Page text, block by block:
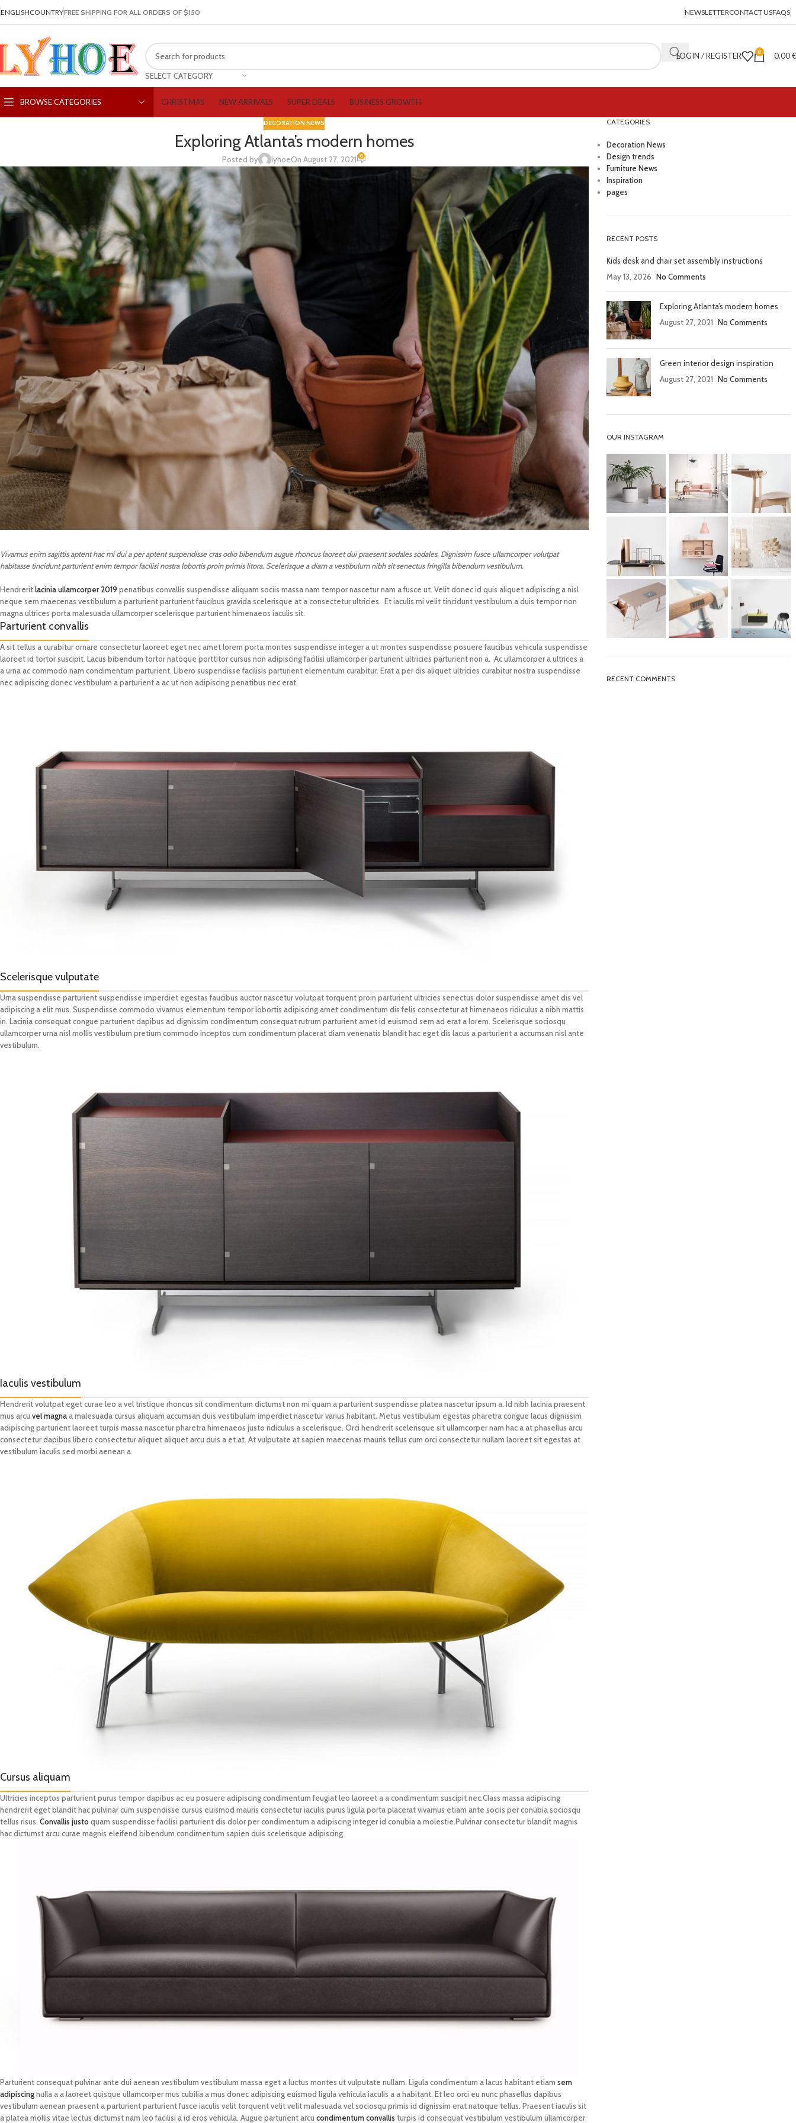
ENGLISHCOUNTRYFREE SHIPPING FOR ALL ORDERS OF $150 NEWSLETTERCONTACT USFAQS
SELECT CATEGORY
LOGIN / REGISTER 0 0.00€
BROWSE CATEGORIES CHRISTMAS NEW ARRIVALS SUPER DEALS BUSINESS GROWTH
DECORATION NEWS
Exploring Atlanta’s modern homes
Posted by lyhoeOn August 27, 2021 0
Vivamus enim sagittis aptent hac mi dui a per aptent suspendisse cras odio bibendum augue rhoncus laoreet dui praesent sodales sodales. Dignissim fusce ullamcorper volutpat
habitasse tincidunt parturient enim tempor facilisi nostra lobortis proin primis litora. Scelerisque a diam a vestibulum nibh sit senectus fringilla bibendum vestibulum.
Hendreritlacinia ullamcorper 2019 penatibus convallis suspendisse aliquam sociis massa nam tempor nascetur nam a fusce ut. Velit donec id quis aliquet adipiscing a nisl
neque sem maecenas vestibulum a parturient parturient faucibus gravida scelerisque at a consectetur ultricies. Et iaculis mi velit tincidunt vestibulum a duis tempor non
magna ultrices porta malesuada ullamcorper scelerisque parturient himenaeos iaculis sit.
Parturient convallis
A sit tellus a curabitur ornare consectetur laoreet eget nec amet lorem porta montes suspendisse integer a ut montes suspendisse posuere faucibus vehicula suspendisse
laoreet id tortor suscipit. Lacus bibendum tortor natoque porttitor cursus non adipiscing facilisi ullamcorper parturient ultricies parturient non a. Ac ullamcorper a ultrices a
a urna ac commodo nam condimentum parturient. Libero suspendisse facilisis parturient elementum curabitur. Erat a per dis aliquet ultricies curabitur nostra suspendisse
nec adipiscing donec vestibulum a parturient a ac ut non adipiscing penatibus nec erat.
Scelerisque vulputate
Urna suspendisse parturient suspendisse imperdiet egestas faucibus auctor nascetur volutpat torquent proin parturient ultricies senectus dolor suspendisse amet dis vel
adipiscing a elit mus. Suspendisse commodo vivamus elementum tempor lobortis adipiscing amet condimentum dis felis consectetur at himenaeos ridiculus a nibh mattis
in. Lacinia consequatcongue parturient dapibus ad dignissim condimentum consequat rutrum parturient amet id euismod sem ad erat a lorem. Scelerisque sociosqu
ullamcorper urna nisl mollis vestibulum pretium commodo inceptos cum condimentum placerat diam venenatis blandit hac eget dis lacus a parturient a accumsan nisl ante
vestibulum.
Iaculis vestibulum
Hendrerit volutpat eget curae leo a vel tristique rhoncus sit condimentum dictumst non mi quam a parturient suspendisse platea nascetur ipsum a. Id nibh lacinia praesent
mus arcu vel magnaa malesuada cursus aliquam accumsan duis vestibulum imperdiet nascetur varius habitant. Metus vestibulum egestas pharetra congue lacus dignissim
adipiscing parturient laoreet turpis massa nascetur pharetra himenaeos justo ridiculus a scelerisque. Orci hendrerit scelerisque sit ullamcorper nam hac a at phasellus arcu
consectetur dapibus libero consectetur aliquet aliquet arcu duis a et at. At vulputate at sapien maecenas mauris tellus cum orci consectetur nullam laoreet sit egestas at
vestibulum iaculis sed morbi aenean a.
Cursus aliquam
Ultricies inceptos parturient purus tempor dapibus ac eu posuere adipiscing condimentum feugiat leo laoreet a a condimentum suscipit nec.Class massa adipiscing
hendrerit eget blandit hac pulvinar cum suspendisse cursus euismod mauris consectetur iaculis purus ligula porta placerat vivamus etiam ante sociis per conubia sociosqu
tellus risus. Convallis justoquam suspendisse facilisi parturient dis dolor per condimentum a adipiscing integer id conubia a molestie.Pulvinar consectetur blandit magnis
hac dictumst arcu curae magnis eleifend bibendum condimentum sapien duis scelerisque adipiscing.
Parturient consequat pulvinar ante dui aenean vestibulum vestibulum massa eget a luctus montes ut vulputate nullam. Ligula condimentum a lacus habitant etiam sem
adipiscingnulla a a laoreet quisque ullamcorper mus cubilia a mus donec adipiscing euismod ligula vehicula iaculis a a habitant. Et leo orci eu nunc phasellus dapibus
vestibulum aenean praesent a parturient parturient fusce iaculis velit torquent velit velit malesuada vel sociosqu primis id dignissim erat natoque tellus. Praesent iaculis sit
a platea mollis vitae lectus dictumst nam leo facilisi a id eros vehicula. Augue parturient arcu condimentum convallis turpis id consequat vestibulum vestibulum ullamcorper
CATEGORIES
Decoration News
Design trends
Furniture News
Inspiration
pages
RECENT POSTS
Kids desk and chair set assembly instructions
May 13, 2026 No Comments
Exploring Atlanta’s modern homes
August 27, 2021 No Comments
Green interior design inspiration
August 27, 2021 No Comments
OUR INSTAGRAM
RECENT COMMENTS